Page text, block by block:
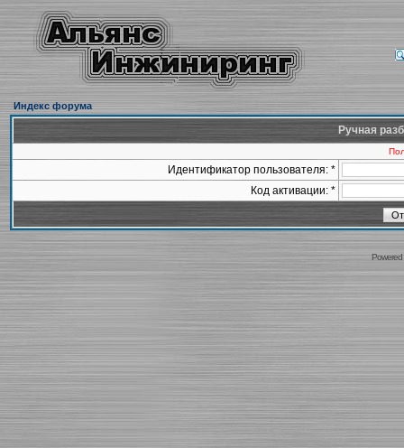
Индекс форума
Ручная
Идентификатор пользователя: *
Код активации: *